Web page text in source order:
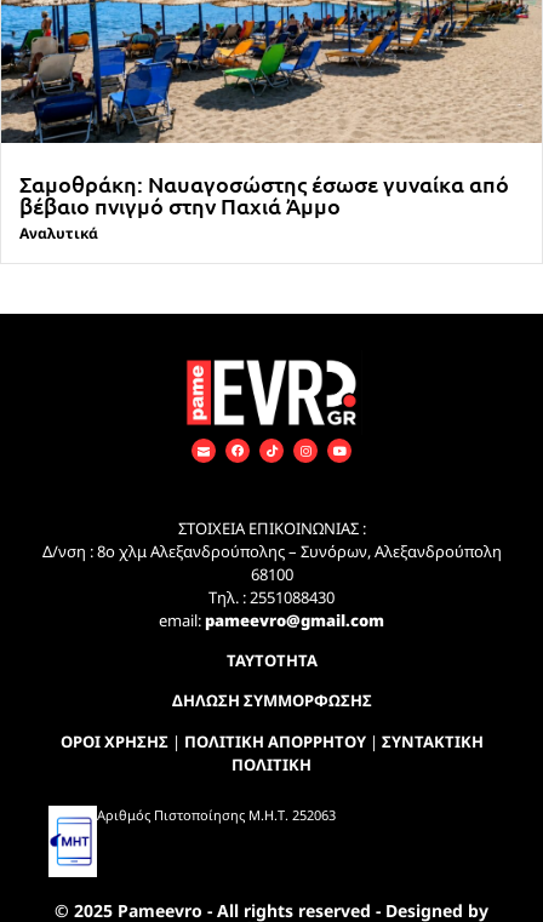
Σαμοθράκη: Ναυαγοσώστης έσωσε γυναίκα από
βέβαιο πνιγμό στην Παχιά Άμμο
Αναλυτικά
ΣΤΟΙΧΕΙΑ ΕΠΙΚΟΙΝΩΝΙΑΣ :
Δ/νση : 8ο χλμ Αλεξανδρούπολης – Συνόρων, Αλεξανδρούπολη
68100
Τηλ. : 2551088430
email:pameevro@gmail.com
ΤΑΥΤΟΤΗΤΑ
ΔΗΛΩΣΗ ΣΥΜΜΟΡΦΩΣΗΣ
ΟΡΟΙ ΧΡΗΣΗΣ| ΠΟΛΙΤΙΚΗ ΑΠΟΡΡΗΤΟΥ| ΣΥΝΤΑΚΤΙΚΗ
ΠΟΛΙΤΙΚΗ
Αριθμός Πιστοποίησης Μ.Η.Τ. 252063
© 2025 Pameevro - All rights reserved - Designed by